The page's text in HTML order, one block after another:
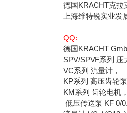
德国KRACHT克拉
上海维特锐实业发
QQ:
德国KRACHT
SPV/SPVF系列 压
VC系列 流量计，
KP系列 高压齿轮
KM系列 齿轮电机
低压传送泵 KF 0/